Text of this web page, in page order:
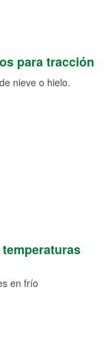
para tracción
nieve o hielo.
en frío